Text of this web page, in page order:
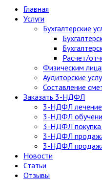
Главная
Услуги
Бухгалтерские
Расчет/
Физическим
Аудиторские
Составление
Заказать 3-НДФЛ
3-НДФЛ лечение
3-НДФЛ
3-НДФЛ покупка
3-НДФЛ
3-НДФЛ
Новости
Статьи
Отзывы